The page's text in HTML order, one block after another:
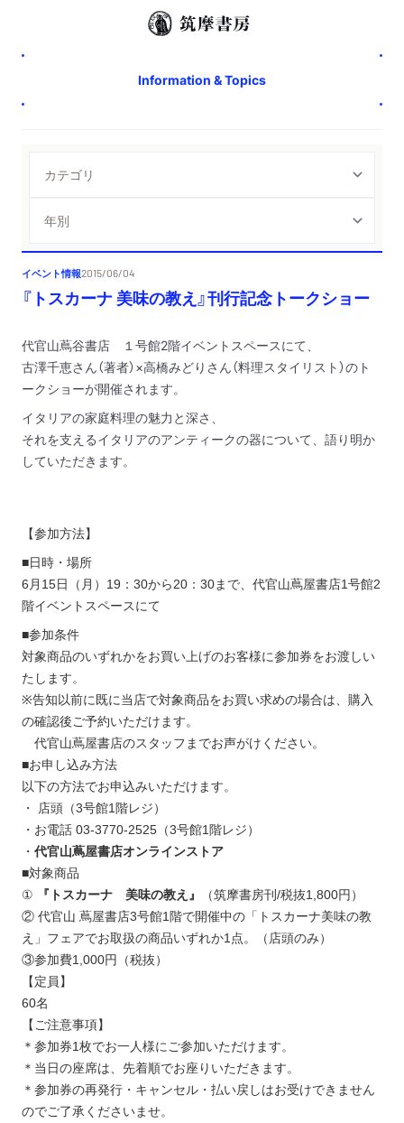
Information & Topics
イベント情報2015/06/04
『トスカーナ 美味の教え』刊行記念トークショー
代官山蔦谷書店 １号館2階イベントスペースにて、
古澤千恵さん（著者）×高橋みどりさん（料理スタイリスト）の ト
ークショーが開催されます。
イタリアの家庭料理の魅力と深さ、
それを支えるイタリアのアンティークの器について、 語り明か
していただきます。
【参加方法】
■日時・場所
6月15日（月）19：30から20：30まで、代官山蔦屋書店1号館2
階イベントスペースにて
■参加条件
対象商品のいずれかをお買い上げのお客様に参加券をお渡しい
たします。
※告知以前に既に当店で対象商品をお買い求めの場合は、購入
の確認後ご予約いただけます。
代官山蔦屋書店のスタッフまでお声がけください。
■お申し込み方法
以下の方法でお申込みいただけます。
・ 店頭（3号館1階レジ）
・お電話 03-3770-2525 （3号館1階レジ）
・ 代官山蔦屋書店オンラインストア
■対象商品
①
『トスカーナ 美味の教え』
（筑摩書房刊/税抜1,800円）
② 代官山 蔦屋書店3号館1階で開催中の「トスカーナ美味の教
え」フェアでお取扱の商品いずれか1点。（店頭のみ）
③参加費1,000円（税抜）
【定員】
60名
【ご注意事項】
＊参加券1枚でお一人様にご参加いただけます。
＊当日の座席は、先着順でお座りいただきます。
＊参加券の再発行・キャンセル・払い戻しはお受けできません
のでご了承くださいませ。